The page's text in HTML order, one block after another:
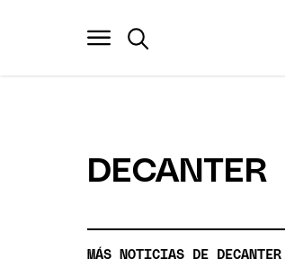
DECANTER
MÁS NOTICIAS DE DECANTER